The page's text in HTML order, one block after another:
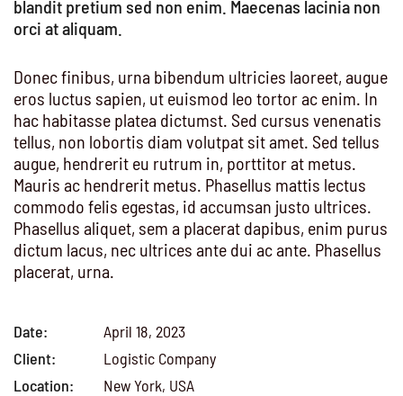
blandit pretium sed non enim. Maecenas lacinia non
orci at aliquam.
Donec finibus, urna bibendum ultricies laoreet, augue
eros luctus sapien, ut euismod leo tortor ac enim. In
hac habitasse platea dictumst. Sed cursus venenatis
tellus, non lobortis diam volutpat sit amet. Sed tellus
augue, hendrerit eu rutrum in, porttitor at metus.
Mauris ac hendrerit metus. Phasellus mattis lectus
commodo felis egestas, id accumsan justo ultrices.
Phasellus aliquet, sem a placerat dapibus, enim purus
dictum lacus, nec ultrices ante dui ac ante. Phasellus
placerat, urna.
Date:
April 18, 2023
Client:
Logistic Company
Location:
New York, USA